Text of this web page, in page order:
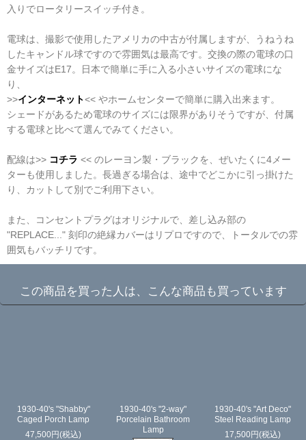
入りでロータリースイッチ付き。
電球は、撮影で使用したアメリカの中古が付属しますが、うねうね
したキャンドル球ですので雰囲気は最高です。交換の際の電球の口
金サイズはE17。日本で簡単に手に入る小さいサイズの電球にな
り、
>>インターネット<< やホームセンターで簡単に購入出来ます。
シェードがあるため電球のサイズには限界がありそうですが、付属
する電球と比べて選んでみてください。
配線は>> コチラ << のレーヨン製・ブラックを、ぜいたくに4メー
ターも使用しました。長過ぎる場合は、途中でどこかに引っ掛けた
り、カットして別でご利用下さい。
また、コンセントプラグはオリジナルで、差し込み部の
"REPLACE..." 刻印の絶縁カバーはリプロですので、トータルでの雰
囲気もバッチリです。
この商品を買った人は、こんな商品も買っています
1930-40's "Shabby"
Caged Porch Lamp
47,500円(税込)
1930-40's "2-way"
Porcelain Bathroom
Lamp
1930-40's "Art Deco"
Steel Reading Lamp
17,500円(税込)